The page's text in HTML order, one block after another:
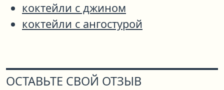
коктейли с джином
коктейли с ангостурой
ОСТАВЬТЕ СВОЙ ОТЗЫВ